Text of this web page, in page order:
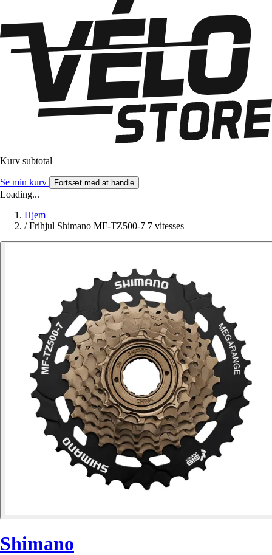
Kurv subtotal
Se min kurv Fortsæt med at handle
Loading...
Hjem
/ Frihjul Shimano MF-TZ500-7 7 vitesses
Shimano